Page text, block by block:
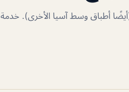
أطباق وسط آسيا الأخرى). خدمة